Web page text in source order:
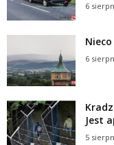
6
6
Jest
5